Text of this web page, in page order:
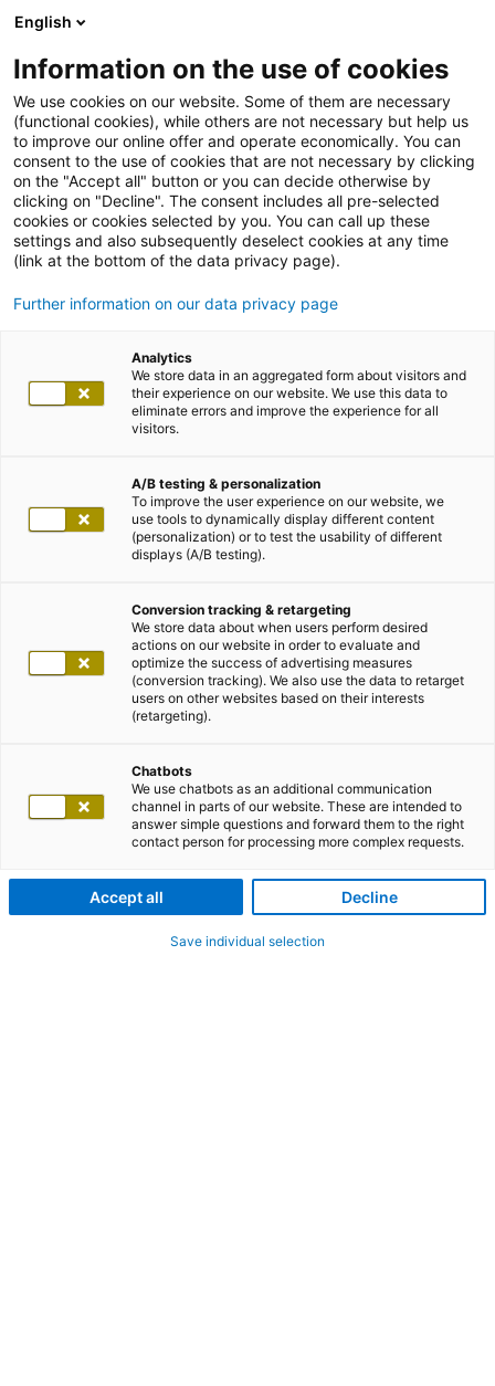
English
Information on the use of cookies
We use cookies on our website. Some of them are necessary
(functional cookies), while others are not necessary but help us
to improve our online offer and operate economically. You can
consent to the use of cookies that are not necessary by clicking
on the "Accept all" button or you can decide otherwise by
clicking on "Decline". The consent includes all pre-selected
cookies or cookies selected by you. You can call up these
settings and also subsequently deselect cookies at any time
(link at the bottom of the data privacy page).
Further information on our data privacy page
Analytics
We store data in an aggregated form about visitors and
their experience on our website. We use this data to
eliminate errors and improve the experience for all
visitors.
A/B testing & personalization
To improve the user experience on our website, we
use tools to dynamically display different content
(personalization) or to test the usability of different
displays (A/B testing).
Conversion tracking & retargeting
We store data about when users perform desired
actions on our website in order to evaluate and
optimize the success of advertising measures
(conversion tracking). We also use the data to retarget
users on other websites based on their interests
(retargeting).
Chatbots
We use chatbots as an additional communication
channel in parts of our website. These are intended to
answer simple questions and forward them to the right
contact person for processing more complex requests.
Accept all Decline
Save individual selection